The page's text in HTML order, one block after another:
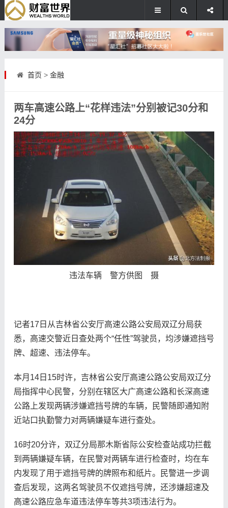
首页 > 金融
两车高速公路上“花样违法”分别被记30分和
24分
违法车辆 警方供图 摄
记者17日从吉林省公安厅高速公路公安局双辽分局获
悉，高速交警近日查处两个“任性”驾驶员，均涉嫌遮挡号
牌、超速、违法停车。
本月14日15时许，吉林省公安厅高速公路公安局双辽分
局指挥中心民警，分别在辖区大广高速公路和长深高速
公路上发现两辆涉嫌遮挡号牌的车辆，民警随即通知附
近站口执勤警力对两辆嫌疑车进行查处。
16时20分许，双辽分局那木斯省际公安检查站成功拦截
到两辆嫌疑车辆，在民警对两辆车进行检查时，均在车
内发现了用于遮挡号牌的牌照布和纸片。民警进一步调
查后发现，这两名驾驶员不仅遮挡号牌，还涉嫌超速及
高速公路应急车道违法停车等共3项违法行为。